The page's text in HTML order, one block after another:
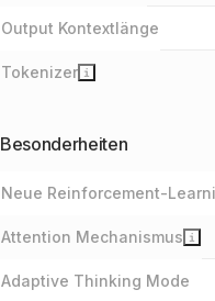
M2.7
Opus 5
Kimi K2.5
(Thinking) -8 %
Small
-9 %
V4 Flash
-15,7 %
GPT-5.6
-21,67 %
Output Kontextlänge
Tokenizer
Besonderheiten
Neue Reinforcement-
Attention Mechanismus
Adaptive Thinking Mode